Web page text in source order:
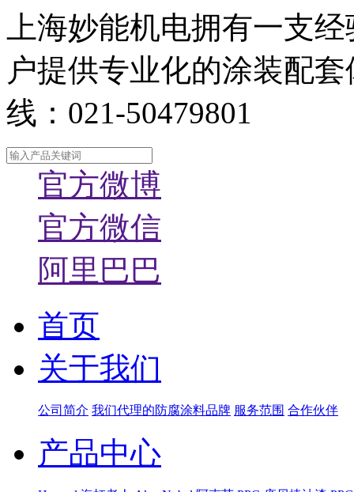
上海妙能机电拥有一支
户提供专业化的涂装配
线：021-50479801
官方微博
官方微信
阿里巴巴
首页
关于我们
公司简介 我们代理的防腐涂料品牌 服务范围 合作伙伴
产品中心